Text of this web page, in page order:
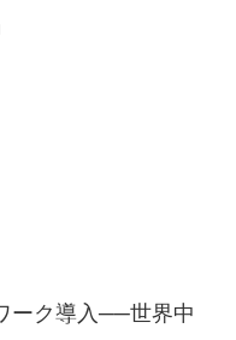
ーク導入──世界中